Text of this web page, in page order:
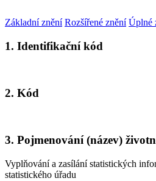
Základní znění Rozšířené znění Úplné
1. Identifikační kód
2. Kód
3. Pojmenování (název)
Vyplňování a zasílání statistických
statistického úřadu